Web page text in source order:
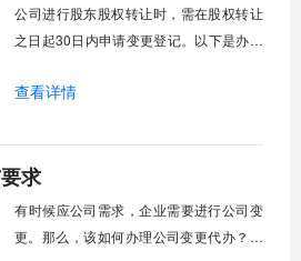
​公司进行股东股权转让时，需在股权转让
之日起30日内申请变更登记。以下是办理
查看详情
求
​有时候应公司需求，企业需要进行公司变
更。那么，该如何办理公司变更代办？需